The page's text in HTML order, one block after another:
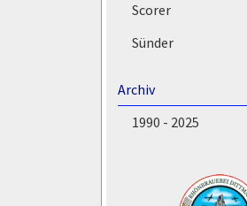
Scorer
Sünder
Archiv
1990 - 2025